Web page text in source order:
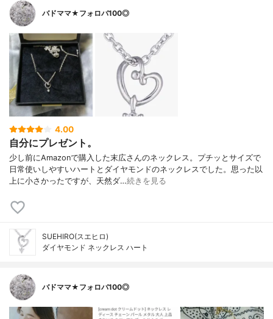
バドママ★フォロバ100◎
4.00
自分にプレゼント。
少し前にAmazonで購入した末広さんのネックレス。プチッとサイズで
日常使いしやすいハートとダイヤモンドのネックレスでした。思った以
上に小さかったですが、天然ダ…続きを見る
SUEHIRO(スエヒロ)
ダイヤモンド ネックレス ハート
バドママ★フォロバ100◎